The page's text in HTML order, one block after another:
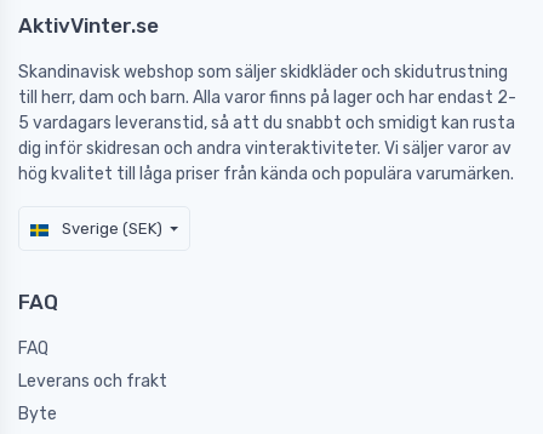
AktivVinter.se
Skandinavisk webshop som säljer skidkläder och skidutrustning
till herr, dam och barn. Alla varor finns på lager och har endast 2-
5 vardagars leveranstid, så att du snabbt och smidigt kan rusta
dig inför skidresan och andra vinteraktiviteter. Vi säljer varor av
hög kvalitet till låga priser från kända och populära varumärken.
Sverige (SEK)
FAQ
FAQ
Leverans och frakt
Byte